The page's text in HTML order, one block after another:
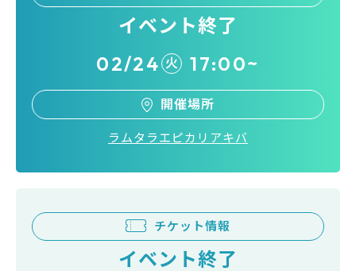
イベント終了
02/24 火 17:00~
開催場所
ラムタラエピカリアキバ
チケット情報
イベント終了